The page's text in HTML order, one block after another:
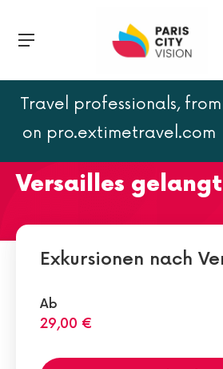
Travel professionals,
on pro.extimetravel.com
Wie man von
besten zum
Versailles gelangt
Exkursionen nach
Ab
29,00 €